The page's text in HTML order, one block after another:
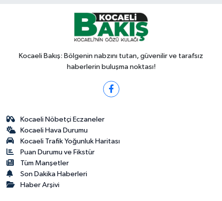
Kocaeli Bakış: Bölgenin nabzını tutan, güvenilir ve tarafsız
haberlerin buluşma noktası!
Kocaeli Nöbetçi Eczaneler
Kocaeli Hava Durumu
Kocaeli Trafik Yoğunluk Haritası
Puan Durumu ve Fikstür
Tüm Manşetler
Son Dakika Haberleri
Haber Arşivi